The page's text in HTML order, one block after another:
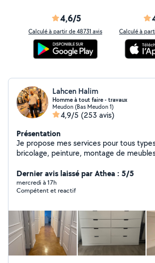
4,6/5
Calculé à partir de 48731 avis Calculé à
Lahcen Halim
Homme à tout faire - travaux
Meudon (Bas Meudon 1)
4,9/5 (253 avis)
Présentation
Je propose mes services pour tous
bricolage, peinture, montage de
dépannages. Sérieux, ponctuel et
m'adapte à vos besoins et je travaille
et efficacité. N'hésitez pas à me
Dernier avis laissé par Athea : 5/5
mercredi à 17h
Compétent et reactif